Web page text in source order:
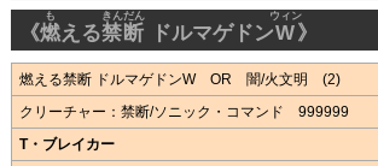
《燃
も
える禁断
きんだん
ドルマゲドンW
ウィン
》
燃える禁断 ドルマゲドンW OR 闇/火文明 (2)
クリーチャー：禁断/ソニック・コマンド 999999
T・ブレイカー